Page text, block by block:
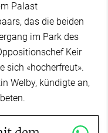
Palast
das die beiden
im Park des
Keir
sich «hocherfreut».
Welby, kündigte an,